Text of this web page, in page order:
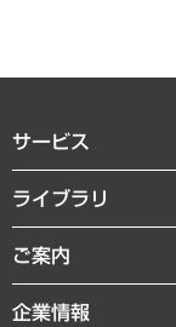
サービス
経営戦略
組織・人事戦略
デジタルイノベーション
ライブラリ
経済調査
レポート
コラム
ご案内
セミナー・イベント情報
企業情報